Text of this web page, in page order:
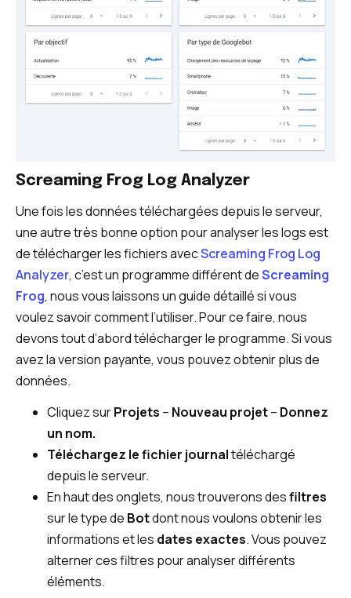
Screaming Frog Log Analyzer
Une fois les données téléchargées depuis le serveur,
une autre très bonne option pour analyser les logs est
de télécharger les fichiers avecScreaming Frog Log
Analyzer, c’est un programme différent deScreaming
Frog, nous vous laissons un guide détaillé si vous
voulez savoir comment l’utiliser. Pour ce faire, nous
devons tout d’abord télécharger le programme. Si vous
avez la version payante, vous pouvez obtenir plus de
données.
Cliquez surProjets – Nouveau projet– Donnez
un nom.
Téléchargez le fichier journaltéléchargé
depuis le serveur.
En haut des onglets, nous trouverons desfiltres
sur le type de Botdont nous voulons obtenir les
informations et les dates exactes. Vous pouvez
alterner ces filtres pour analyser différents
éléments.